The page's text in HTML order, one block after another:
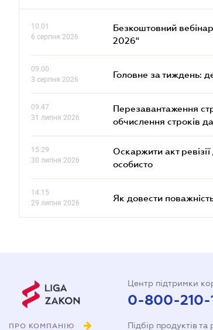
10.01
6 серпня 2026
Безкоштовний
2026"
09.00
3 серпня 2026
Головне за тиждень:
09.47
31 липня 2026
Перезавантаження
обчислення строків
15.29
30 липня 2026
Оскаржити акт
особисто
14.15
29 липня 2026
Як довести
ПРО КОМПАНІЮ
Центр підтримки
0-800-210-
Підбір продуктів та